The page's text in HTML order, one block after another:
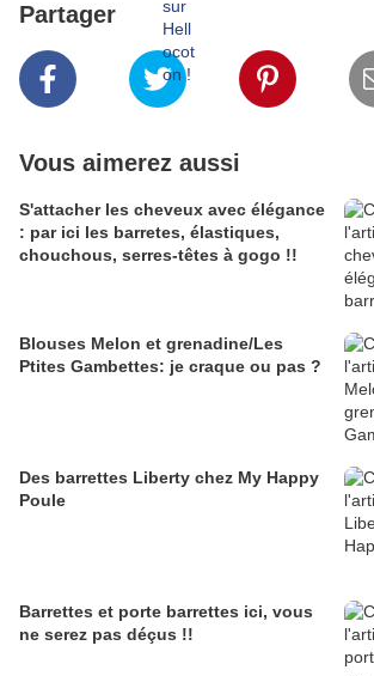
Partager
Vous aimerez aussi
S'attacher les cheveux avec élégance
: par ici les barretes, élastiques,
chouchous, serres-têtes à gogo !!
Blouses Melon et grenadine/Les
Ptites Gambettes: je craque ou pas ?
Des barrettes Liberty chez My Happy
Poule
Barrettes et porte barrettes ici, vous
ne serez pas déçus !!